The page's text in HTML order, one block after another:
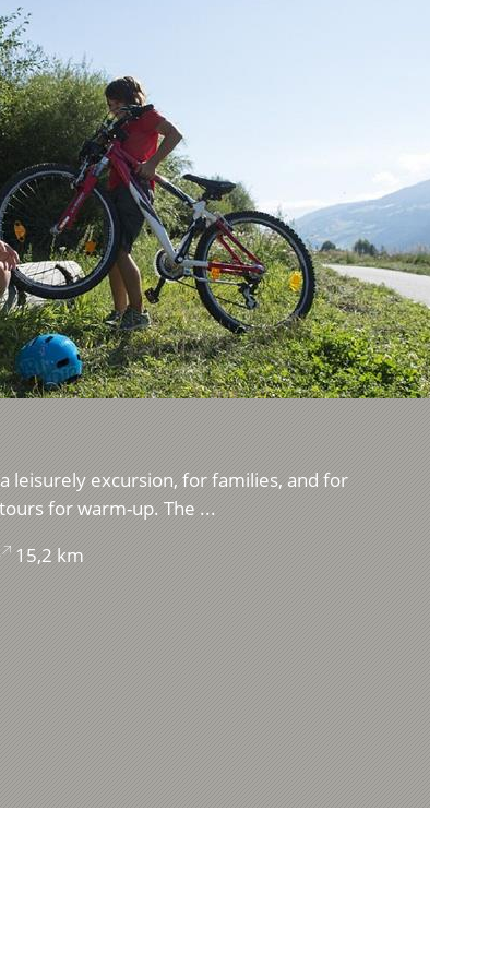
leisurely excursion, for families, and for
for warm-up. The ...
15,2 km